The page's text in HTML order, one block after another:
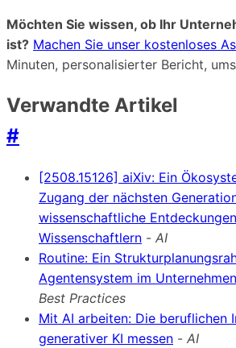
Möchten Sie wissen, ob Ihr
ist? Machen Sie unser kostenloses
Minuten, personalisierter Bericht,
Verwandte Artikel
#
[2508.15126] aiXiv: Ein
Zugang der nächsten
wissenschaftliche
Wissenschaftlern - AI
Routine: Ein
Agentensystem im Unternehmen
Best Practices
Mit AI arbeiten: Die beruflichen
generativer KI messen - AI